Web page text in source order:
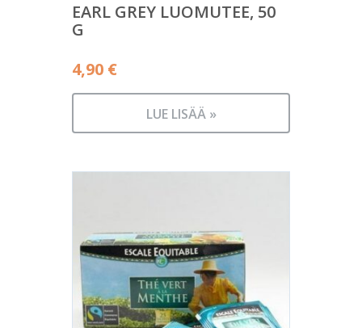
EARL GREY LUOMUTEE, 50
G
4,90 €
LUE LISÄÄ »